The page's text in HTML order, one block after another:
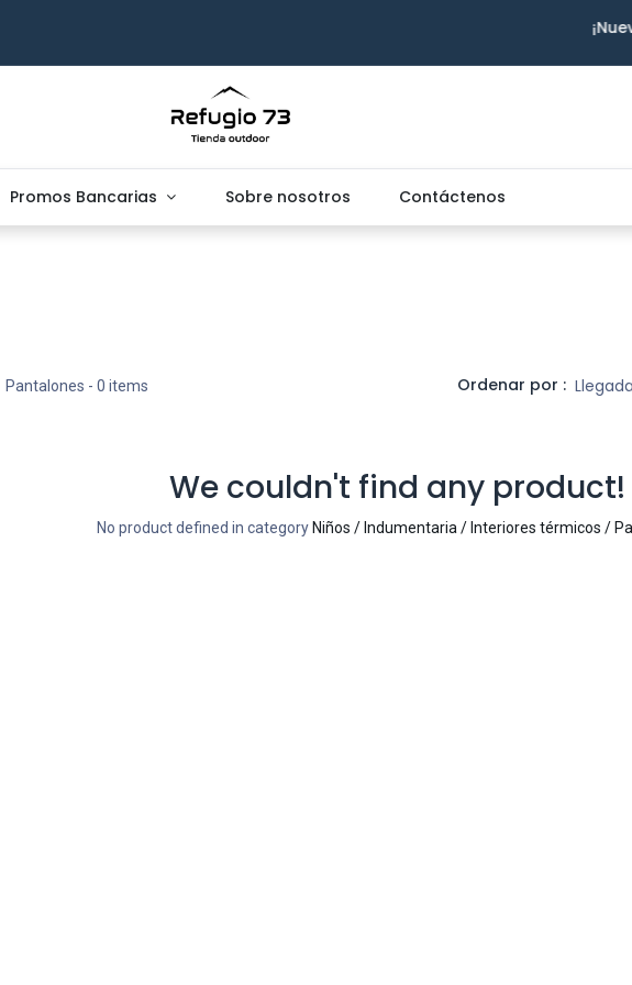
Promos Bancarias Sobre nosotros Contáctenos
Pantalones - 0 items Ordenar por :
We couldn't find any product!
No product defined in category Niños / Indumentaria / Interiores térmicos /